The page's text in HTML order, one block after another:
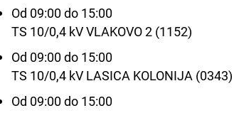
Od 09:00 do 15:00
TS 10/0,4 kV VLAKOVO 2 (1152)
Od 09:00 do 15:00
TS 10/0,4 kV LASICA KOLONIJA (0343)
Od 09:00 do 15:00